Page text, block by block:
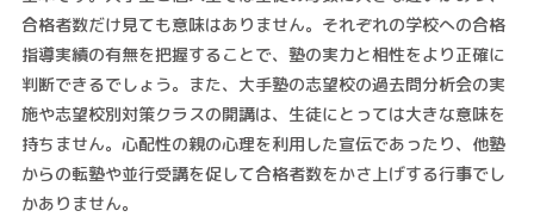
合格者数だけ見ても意味はありません。それぞれの学校への合格
指導実績の有無を把握することで、塾の実力と相性をより正確に
判断できるでしょう。また、大手塾の志望校の過去問分析会の実
施や志望校別対策クラスの開講は、生徒にとっては大きな意味を
持ちません。心配性の親の心理を利用した宣伝であったり、他塾
からの転塾や並行受講を促して合格者数をかさ上げする行事でし
かありません。